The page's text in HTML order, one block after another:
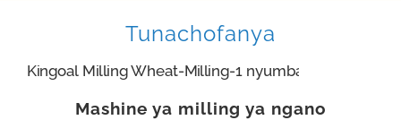
Tunachofanya
Mashine ya milling ya ngano